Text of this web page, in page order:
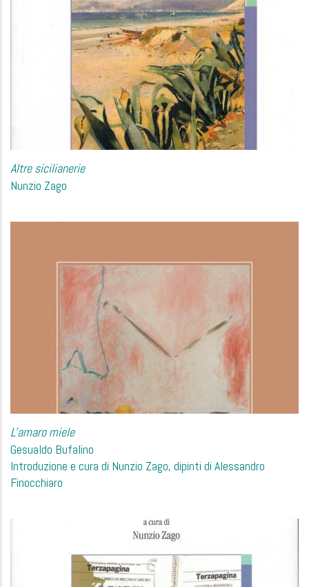
Altre sicilianerie
Nunzio Zago
L'amaro miele
Gesualdo Bufalino
Introduzione e cura di Nunzio Zago, dipinti di Alessandro
Finocchiaro